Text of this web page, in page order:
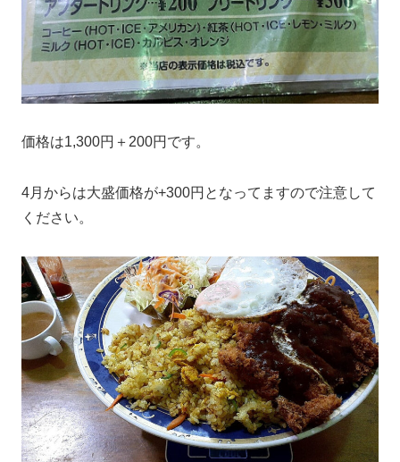
価格は1,300円＋200円です。
4月からは大盛価格が+300円となってますので注意して
ください。